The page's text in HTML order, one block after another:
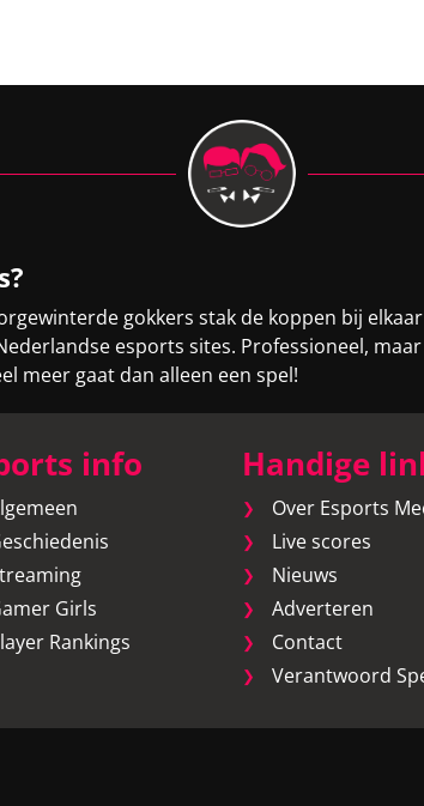
gokkers stak de koppen bij
esports sites. Professioneel,
meer gaat dan alleen een spel!
info
Girls
Rankings
Handige
Over Esports
Live scores
Nieuws
Adverteren
Contact
Verantwoord